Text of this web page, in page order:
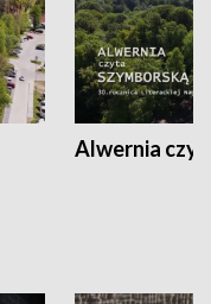
Alwernia